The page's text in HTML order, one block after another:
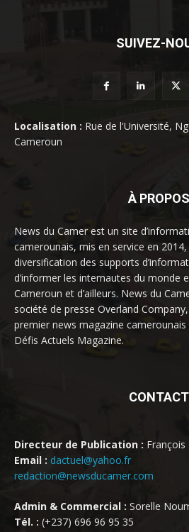
SUIVEZ-
Localisation : Rue de l'Université,
Cameroun
À PROPOS
News du Camer est un site
camerounais, mis en service en
diversification des supports
d’informer les internautes du monde
Cameroun et d’ailleurs. News du
société de presse Overland
premier news magazine
Défis Actuels Magazine.
CONTACT
Directeur de Publication :
Email : dactuel@yahoo.fr
redaction@newsducamer.com
Admin & Commercial : Sorelle
Tél. : (+237) 696 96 95 35